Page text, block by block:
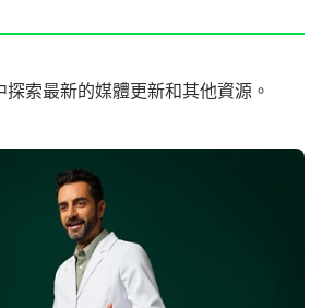
探索最新的媒體更新和其他資源。